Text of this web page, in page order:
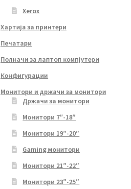
Xerox
Хартија за принтери
Печатари
Полначи за лаптоп компјутери
Конфигурации
Монитори и држачи за монитори
Држачи за монитори
Монитори 7″-18″
Монитори 19″-20″
Gaming монитори
Монитори 21″-22″
Монитори 23″-25″